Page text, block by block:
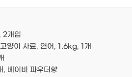
2개입
양이 사료, 연어, 1.6kg, 1개
, 베이비 파우더향